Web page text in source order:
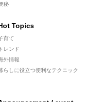
秘
Topics
育て
トレンド
外情報
らしに役立つ便利なテクニック